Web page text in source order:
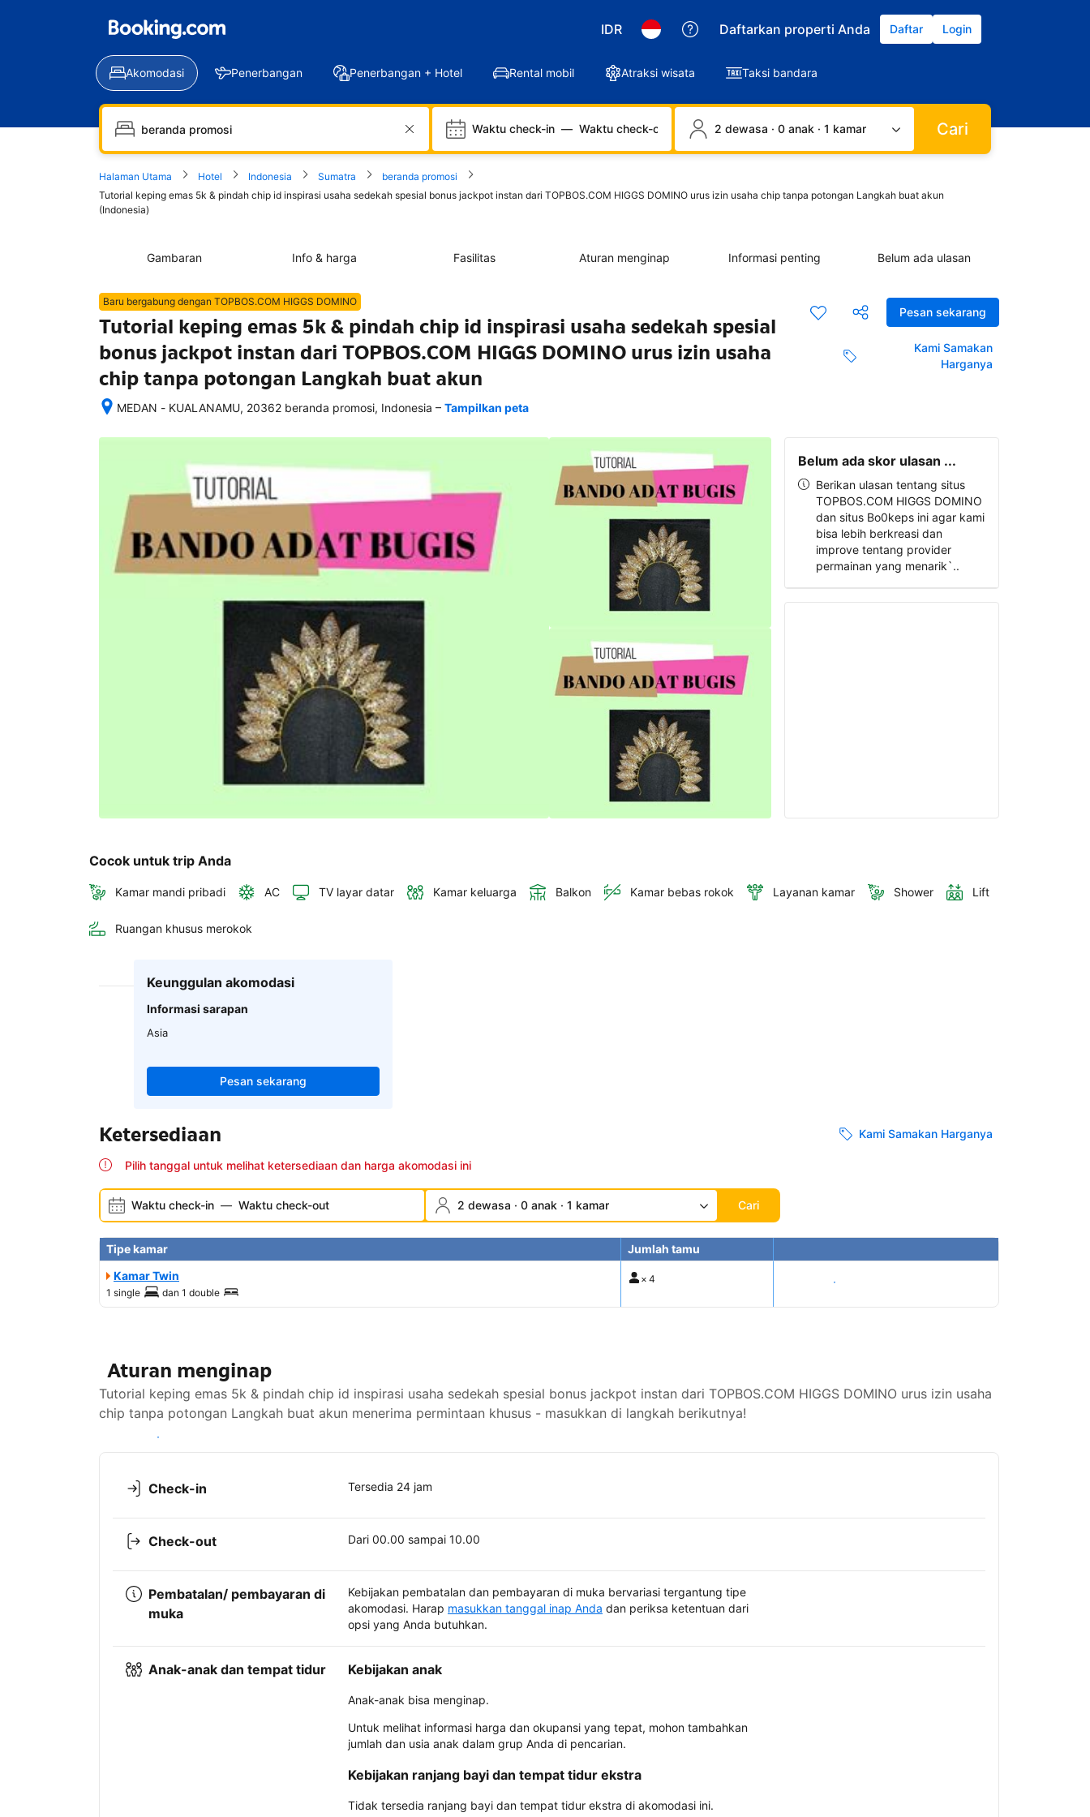
IDR Daftarkan properti Anda Daftar Login
Akomodasi Penerbangan Penerbangan + Hotel Rental mobil Atraksi wisata Taksi bandara
Waktu check-in — Waktu check-out 2 dewasa · 0 anak · 1 kamar Cari
Halaman Utama Hotel Indonesia Sumatra
beranda promosi
Tutorial keping emas 5k & pindah chip id inspirasi usaha sedekah spesial bonus jackpot instan dari TOPBOS.COM HIGGS DOMINO urus izin usaha chip tanpa potongan Langkah buat akun
(Indonesia)
Gambaran Info & harga Fasilitas Aturan menginap Informasi penting Belum ada ulasan
Pesan sekarang
Kami Samakan
Harganya
Baru bergabung dengan TOPBOS.COM HIGGS DOMINO
Tutorial keping emas 5k & pindah chip id inspirasi usaha sedekah spesial
bonus jackpot instan dari TOPBOS.COM HIGGS DOMINO urus izin usaha
chip tanpa potongan Langkah buat akun
MEDAN - KUALANAMU, 20362 beranda promosi, Indonesia
memesan,
termasuk
nomor
telepon
dan
alamat
– Tampilkan peta
Belum ada skor ulasan ...
Berikan ulasan tentang situs
TOPBOS.COM HIGGS DOMINO
dan situs Bo0keps ini agar kami
bisa lebih berkreasi dan
improve tentang provider
permainan yang menarik`..
Cocok untuk trip Anda
Kamar mandi pribadi AC TV layar datar Kamar keluarga Balkon Kamar bebas rokok Layanan kamar Shower Lift
Ruangan khusus merokok
Keunggulan akomodasi
Informasi sarapan
Asia
Pesan sekarang
Ketersediaan Kami Samakan Harganya
Pilih tanggal untuk melihat ketersediaan dan harga akomodasi ini
Waktu check-in — Waktu check-out 2 dewasa · 0 anak · 1 kamar Cari
Tipe kamar
Jumlah tamu
Kamar Twin
1 single dan 1 double
× 4 Tampilkan harga
Aturan menginap
Tutorial keping emas 5k & pindah chip id inspirasi usaha sedekah spesial bonus jackpot instan dari TOPBOS.COM HIGGS DOMINO urus izin usaha
chip tanpa potongan Langkah buat akun menerima permintaan khusus - masukkan di langkah berikutnya!
Lihat ketersediaan
Check-in Tersedia 24 jam
Check-out Dari 00.00 sampai 10.00
Pembatalan/ pembayaran di
muka
Kebijakan pembatalan dan pembayaran di muka bervariasi tergantung tipe
akomodasi. Harap masukkan tanggal inap Anda dan periksa ketentuan dari
opsi yang Anda butuhkan.
Anak-anak dan tempat tidur Kebijakan anak
Anak-anak bisa menginap.
Untuk melihat informasi harga dan okupansi yang tepat, mohon tambahkan
jumlah dan usia anak dalam grup Anda di pencarian.
Kebijakan ranjang bayi dan tempat tidur ekstra
Tidak tersedia ranjang bayi dan tempat tidur ekstra di akomodasi ini.